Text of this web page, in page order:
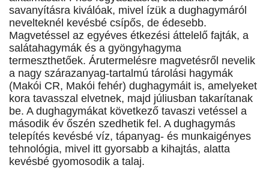
savanyításra kiválóak, mivel ízük a dughagymáról
nevelteknél kevésbé csípős, de édesebb.
Magvetéssel az egyéves étkezési áttelelő fajták, a
salátahagymák és a gyöngyhagyma
termeszthetőek. Árutermelésre magvetésről nevelik
a nagy szárazanyag-tartalmú tárolási hagymák
(Makói CR, Makói fehér) dughagymáit is, amelyeket
kora tavasszal elvetnek, majd júliusban takarítanak
be. A dughagymákat következő tavaszi vetéssel a
második év őszén szedhetik fel. A dughagymás
telepítés kevésbé víz, tápanyag- és munkaigényes
tehnológia, mivel itt gyorsabb a kihajtás, alatta
kevésbé gyomosodik a talaj.